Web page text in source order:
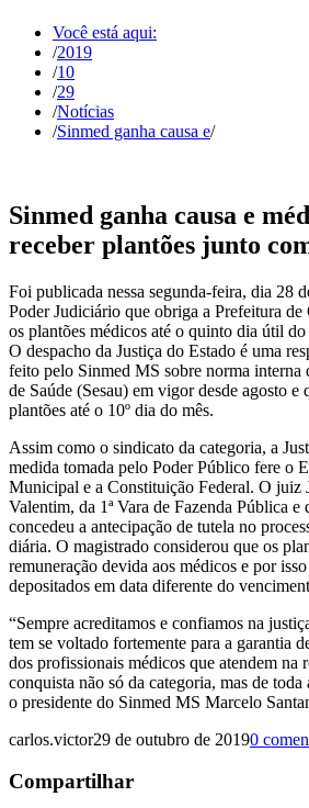
Você está aqui:
/2019
/10
/29
/Notícias
/Sinmed ganha causa e/
Sinmed ganha causa e
receber plantões junto
Foi publicada nessa segunda-feira, dia 28
Poder Judiciário que obriga a Prefeitura de
os plantões médicos até o quinto dia útil
O despacho da Justiça do Estado é uma
feito pelo Sinmed MS sobre norma interna
de Saúde (Sesau) em vigor desde agosto e
plantões até o 10º dia do mês.
Assim como o sindicato da categoria, a
medida tomada pelo Poder Público fere o
Municipal e a Constituição Federal. O juiz
Valentim, da 1ª Vara de Fazenda Pública e
concedeu a antecipação de tutela no
diária. O magistrado considerou que os
remuneração devida aos médicos e por
depositados em data diferente do
“Sempre acreditamos e confiamos na
tem se voltado fortemente para a garantia
dos profissionais médicos que atendem na
conquista não só da categoria, mas de toda
o presidente do Sinmed MS Marcelo
carlos.victor29 de outubro de 20190
Compartilhar